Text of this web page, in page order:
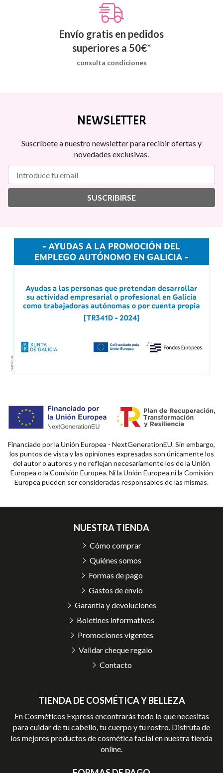
Envío gratis en pedidos
superiores a 50€*
consulta condiciones
NEWSLETTER
Suscríbete a nuestro newsletter para recibir ofertas y
novedades exclusivas.
SUSCRIBIRSE
Financiado por la Unión Europea - NextGenerationEU. Sin embargo,
los puntos de vista y las opiniones expresadas son únicamente los
del autor o autores y no reflejan necesariamente los de la Unión
Europea o la Comisión Europea. Ni la Unión Europea ni la Comisión
Europea pueden ser consideradas responsables de las mismas.
TIENDA DE COSMÉTICA Y BELLEZA
En Cosméticos Express encontrarás todo lo que necesitas
para cuidar de tu cabello, tu cuerpo y tu rostro. Disfruta de
los mejores productos de cosmética facial en nuestra tienda
online.
NUESTRA TIENDA
Cómo comprar
Quiénes somos
Formas de pago
Gastos de envío
Garantía y devoluciones
Boletines informativos
Promociones vigentes
Validar cheque regalo
Contacto